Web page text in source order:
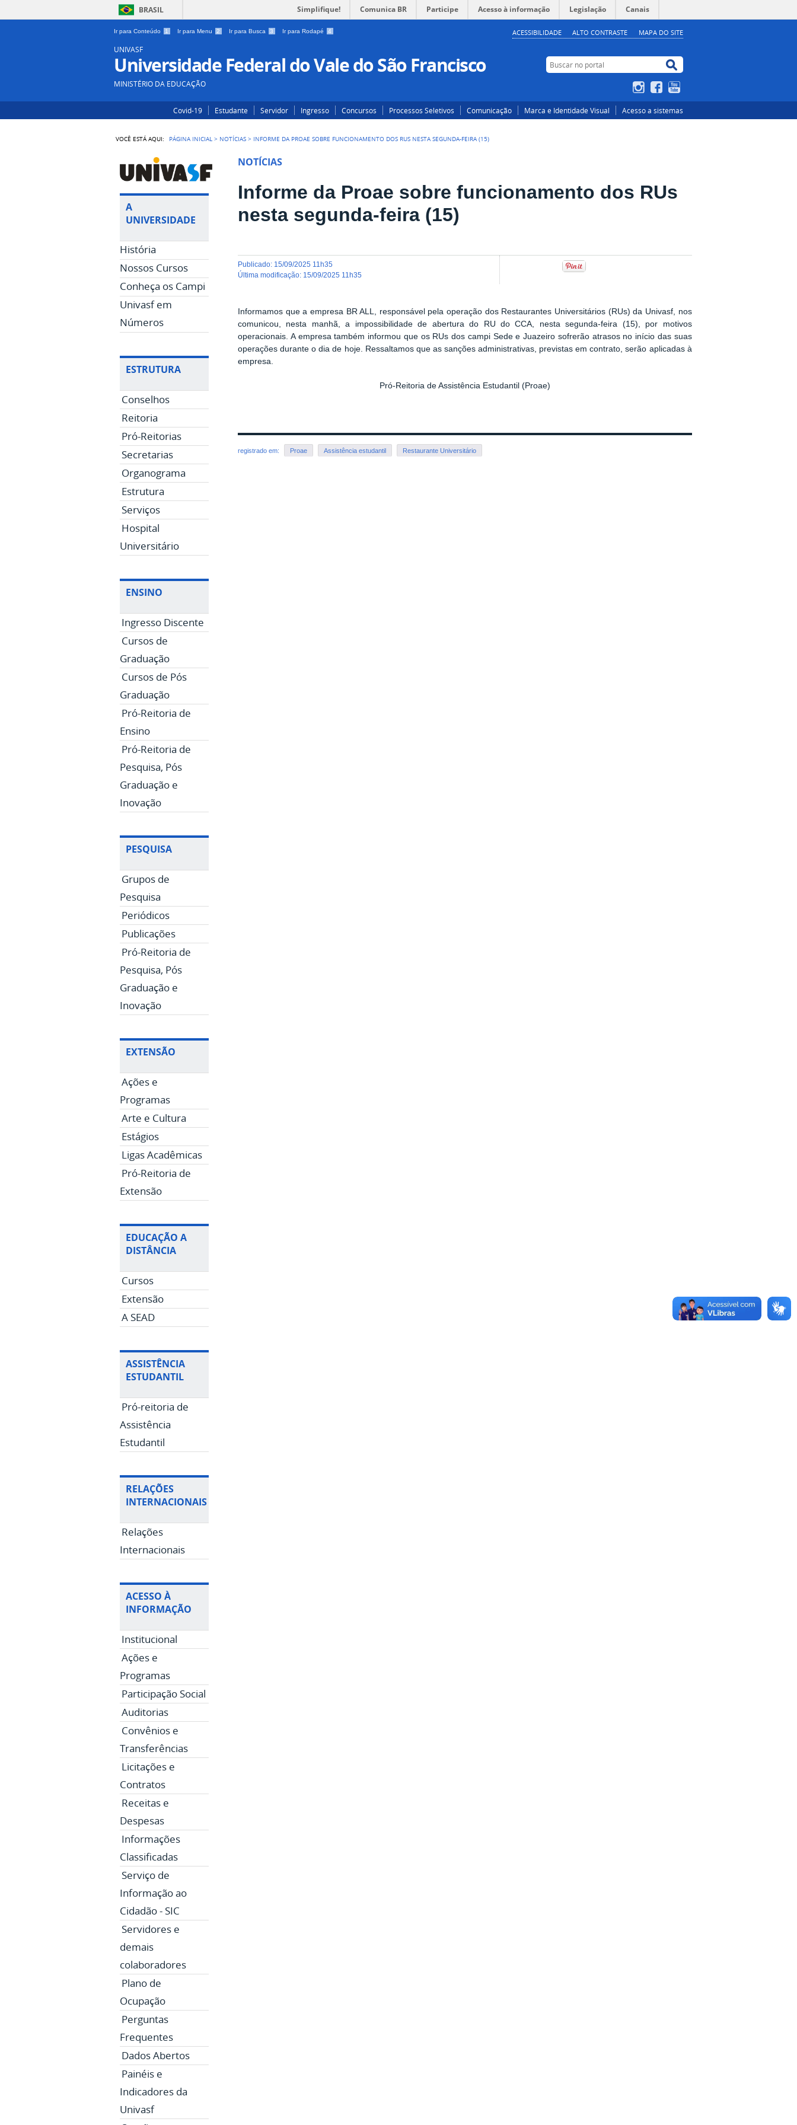
BRASIL Simplifique! Comunica BR Participe Acesso à informação Legislação Canais
Ir para Conteúdo 1 Ir para Menu 2 Ir para Busca 3 Ir para Rodapé 4 ACESSIBILIDADE ALTO CONTRASTE MAPA DO SITE
UNIVASF
Universidade Federal do Vale do São Francisco
MINISTÉRIO DA EDUCAÇÃO
Buscar no portal
Buscar no portal
InstagramFacebook
Covid-19 Estudante Servidor Ingresso Concursos Processos Seletivos Comunicação Marca e Identidade Visual Acesso a sistemas
VOCÊ ESTÁ AQUI: PÁGINA INICIAL > NOTÍCIAS > INFORME DA PROAE SOBRE FUNCIONAMENTO DOS RUS NESTA SEGUNDA-FEIRA (15)
A
UNIVERSIDADE
História
Nossos Cursos
Conheça os Campi
Univasf em
Números
ESTRUTURA
Conselhos
Reitoria
Pró-Reitorias
Secretarias
Organograma
Estrutura
Serviços
Hospital
Universitário
ENSINO
Ingresso Discente
Cursos de
Graduação
Cursos de Pós
Graduação
Pró-Reitoria de
Ensino
Pró-Reitoria de
Pesquisa, Pós
Graduação e
Inovação
PESQUISA
Grupos de
Pesquisa
Periódicos
Publicações
Pró-Reitoria de
Pesquisa, Pós
Graduação e
Inovação
EXTENSÃO
Ações e
Programas
Arte e Cultura
Estágios
Ligas Acadêmicas
Pró-Reitoria de
Extensão
EDUCAÇÃO A
DISTÂNCIA
Cursos
Extensão
A SEAD
ASSISTÊNCIA
ESTUDANTIL
Pró-reitoria de
Assistência
Estudantil
RELAÇÕES
INTERNACIONAIS
Relações
Internacionais
ACESSO À
INFORMAÇÃO
Institucional
Ações e
Programas
Participação Social
Auditorias
Convênios e
Transferências
Licitações e
Contratos
Receitas e
Despesas
Informações
Classificadas
Serviço de
Informação ao
Cidadão - SIC
Servidores e
demais
colaboradores
Plano de
Ocupação
Perguntas
Frequentes
Dados Abertos
Painéis e
Indicadores da
Univasf
NOTÍCIAS
Informe da Proae sobre funcionamento dos RUs
nesta segunda-feira (15)
publicado: 15/09/2025 11h35
última modificação: 15/09/2025 11h35
Informamos que a empresa BR ALL, responsável pela operação dos Restaurantes Universitários (RUs) da Univasf, nos
comunicou, nesta manhã, a impossibilidade de abertura do RU do CCA, nesta segunda-feira (15), por motivos
operacionais. A empresa também informou que os RUs dos campi Sede e Juazeiro sofrerão atrasos no início das suas
operações durante o dia de hoje. Ressaltamos que as sanções administrativas, previstas em contrato, serão aplicadas à
empresa.
Pró-Reitoria de Assistência Estudantil (Proae)
registrado em: Proae Assistência estudantil Restaurante Universitário